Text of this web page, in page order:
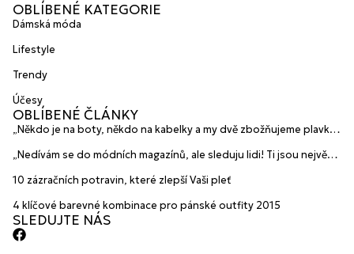
OBLÍBENÉ KATEGORIE
Dámská móda
Lifestyle
Trendy
Účesy
OBLÍBENÉ ČLÁNKY
„Někdo je na boty, někdo na kabelky a my dvě zbožňujeme plavky“
HANAJANA Swimwear
„Nedívám se do módních magazínů, ale sleduju lidi! Ti jsou největší
10 zázračních potravin, které zlepší Vaši pleť
4 klíčové barevné kombinace pro pánské outfity 2015
SLEDUJTE NÁS